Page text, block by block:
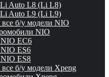
Auto L8 (Li L8)
Auto L9 (Li L9)
б/у модели NIO
NIO
EC6
ES6
ES8
б/у модели Xpeng